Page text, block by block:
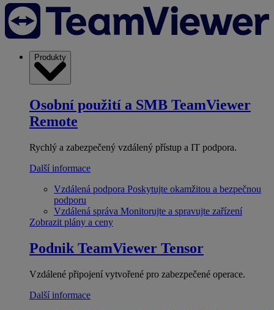
Produkty
Osobní použití a SMB TeamViewer
Remote
Rychlý a zabezpečený vzdálený přístup a IT podpora.
Další informace
Vzdálená podpora Poskytujte okamžitou a bezpečnou
podporu
Vzdálená správa Monitorujte a spravujte zařízení
Zobrazit plány a ceny
Podnik TeamViewer Tensor
Vzdálené připojení vytvořené pro zabezpečené operace.
Další informace